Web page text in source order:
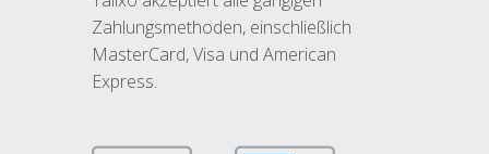
Zahlungsmethoden, einschließlich
MasterCard, Visa und American
Express.